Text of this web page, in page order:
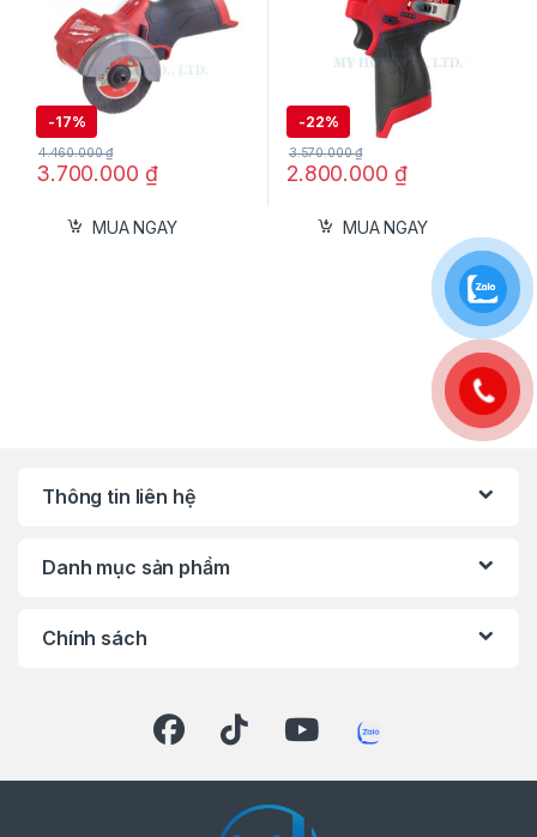
-17%
3.700.000 ₫
4.460.000₫
MUA NGAY
-22%
2.800.000 ₫
3.570.000₫
MUA NGAY
Thông tin liên hệ
Danh mục sản phẩm
Chính sách